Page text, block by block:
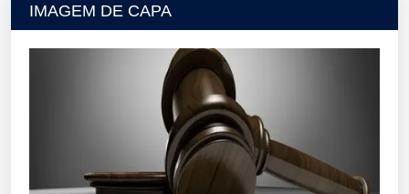
IMAGEM DE CAPA